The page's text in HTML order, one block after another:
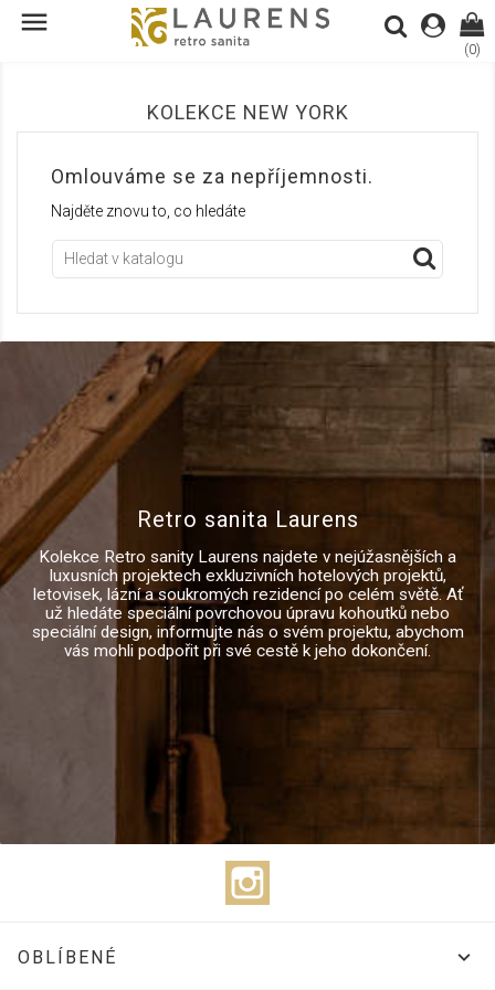

(0)
KOLEKCE NEW YORK
Omlouváme se za nepříjemnosti.
Najděte znovu to, co hledáte
Retro sanita Laurens
Kolekce Retro sanity Laurens najdete v nejúžasnějších a
luxusních projektech exkluzivních hotelových projektů,
letovisek, lázní a soukromých rezidencí po celém světě. Ať
už hledáte speciální povrchovou úpravu kohoutků nebo
speciální design, informujte nás o svém projektu, abychom
vás mohli podpořit při své cestě k jeho dokončení.
OBLÍBENÉ 